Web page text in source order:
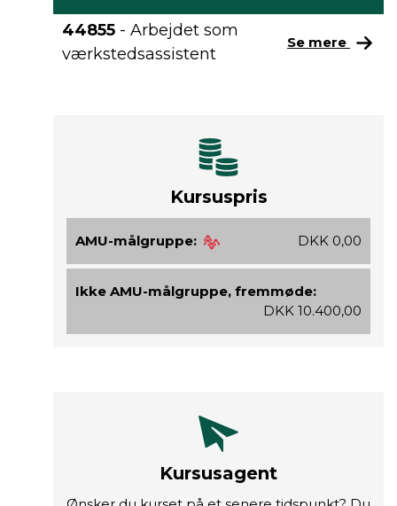
44855 - Arbejdet som
værkstedsassistent
Se mere
Kursuspris
AMU-målgruppe: DKK 0,00
Ikke AMU-målgruppe, fremmøde:
DKK 10.400,00
Kursusagent